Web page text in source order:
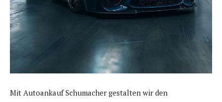
Mit Autoankauf Schumacher gestalten wir den